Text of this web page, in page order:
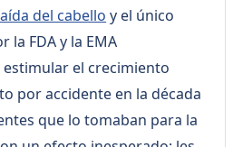
del cabello y el único
FDA y la EMA
el crecimiento
por accidente en la década
que lo tomaban para la